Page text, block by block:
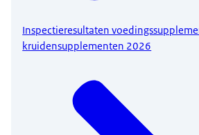
Inspectieresultaten
kruidensupplementen 2026